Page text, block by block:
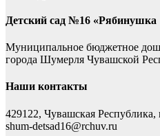
Детский сад №16 «Рябинушка
Муниципальное бюджетное
города Шумерля Чувашской
Наши контакты
429122, Чувашская
shum-detsad16@rchuv.ru